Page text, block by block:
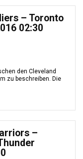
– Toronto
02:30
den Cleveland
zu beschreiben. Die
–